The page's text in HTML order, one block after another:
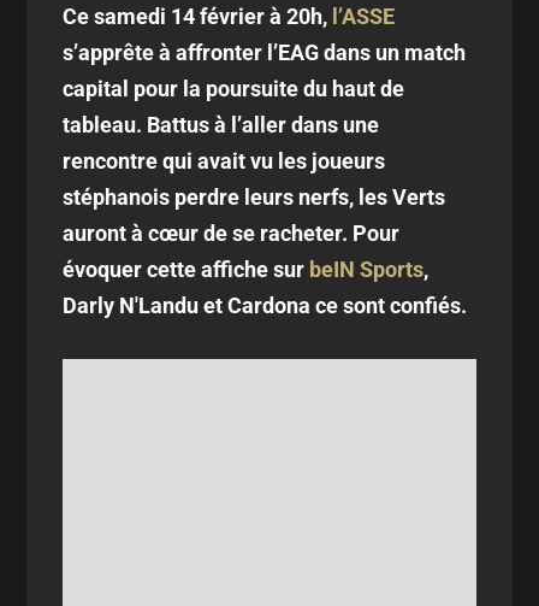
Ce samedi 14 février à 20h, l’ASSE
s’apprête à affronter l’EAG dans un match
capital pour la poursuite du haut de
tableau. Battus à l’aller dans une
rencontre qui avait vu les joueurs
stéphanois perdre leurs nerfs, les Verts
auront à cœur de se racheter. Pour
évoquer cette affiche sur beIN Sports,
Darly N'Landu et Cardona ce sont confiés.